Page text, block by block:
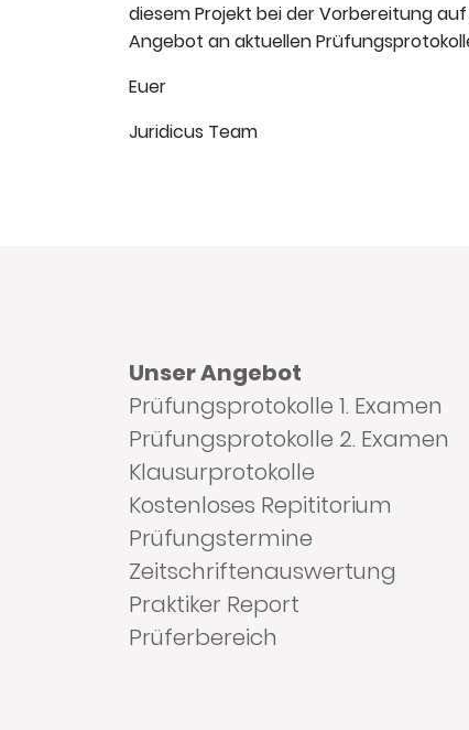
diesem Projekt bei der Vorbereitung
Angebot an aktuellen
Euer
Juridicus Team
Unser Angebot
Prüfungsprotokolle 1. Examen
Prüfungsprotokolle 2. Examen
Klausurprotokolle
Kostenloses Repititorium
Prüfungstermine
Zeitschriftenauswertung
Praktiker Report
Prüferbereich